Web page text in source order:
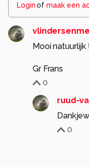
Loginof maak een
Mooi
Gr Frans
0
ruud-
0